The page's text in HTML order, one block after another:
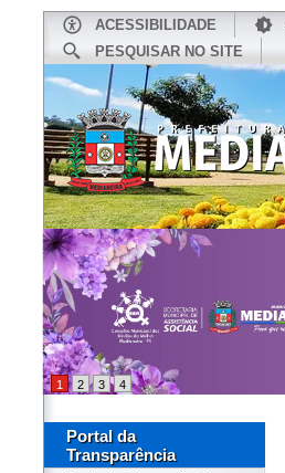
ACESSIBILIDADE
PESQUISAR NO SITE
1 2 3 4
Portal da
Transparência